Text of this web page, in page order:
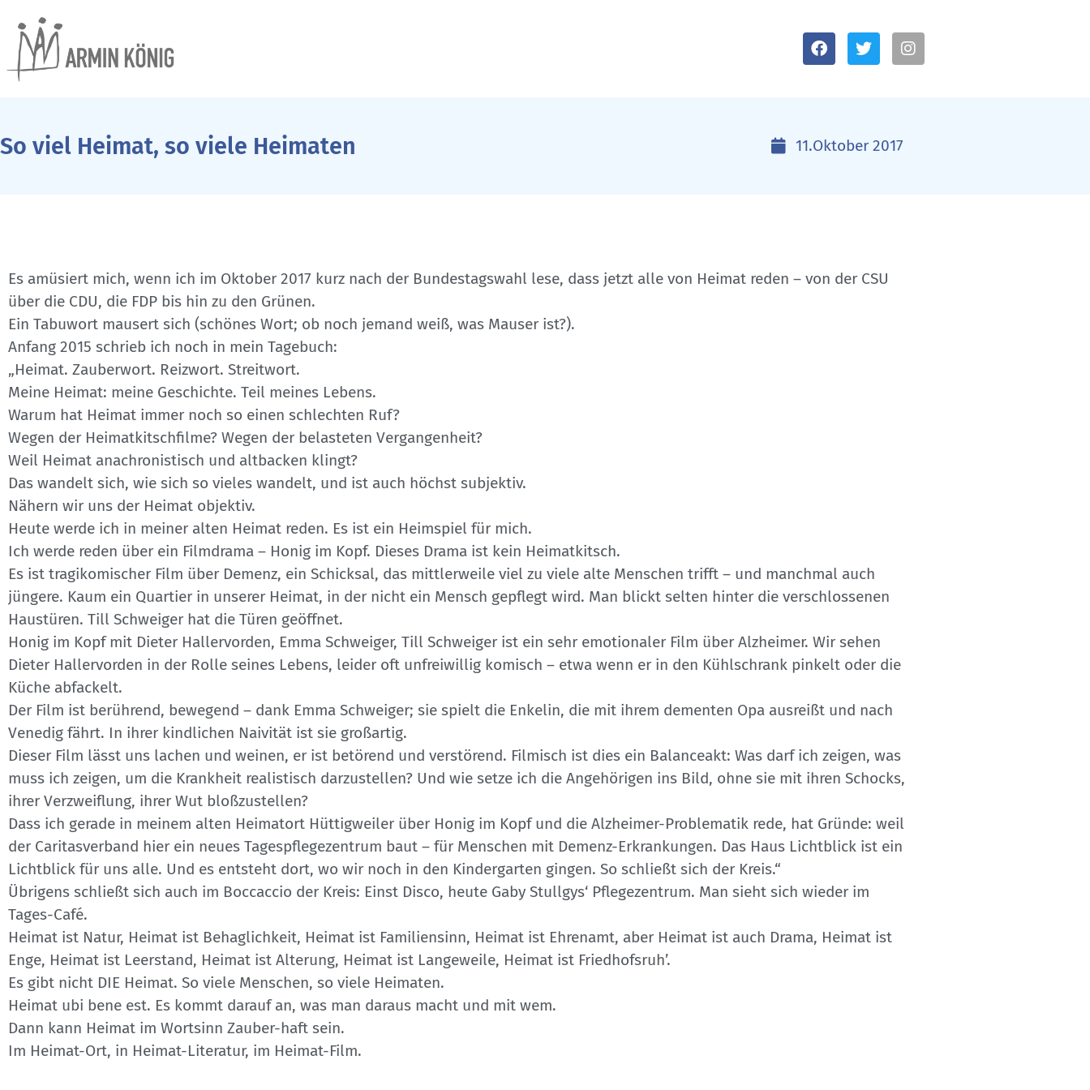
So viel Heimat, so viele Heimaten 11.Oktober 2017
Es amüsiert mich, wenn ich im Oktober 2017 kurz nach der Bundestagswahl lese, dass jetzt alle von Heimat reden – von der CSU
über die CDU, die FDP bis hin zu den Grünen.
Ein Tabuwort mausert sich (schönes Wort; ob noch jemand weiß, was Mauser ist?).
Anfang 2015 schrieb ich noch in mein Tagebuch:
„Heimat. Zauberwort. Reizwort. Streitwort.
Meine Heimat: meine Geschichte. Teil meines Lebens.
Warum hat Heimat immer noch so einen schlechten Ruf?
Wegen der Heimatkitschfilme? Wegen der belasteten Vergangenheit?
Weil Heimat anachronistisch und altbacken klingt?
Das wandelt sich, wie sich so vieles wandelt, und ist auch höchst subjektiv.
Nähern wir uns der Heimat objektiv.
Heute werde ich in meiner alten Heimat reden. Es ist ein Heimspiel für mich.
Ich werde reden über ein Filmdrama – Honig im Kopf. Dieses Drama ist kein Heimatkitsch.
Es ist tragikomischer Film über Demenz, ein Schicksal, das mittlerweile viel zu viele alte Menschen trifft – und manchmal auch
jüngere. Kaum ein Quartier in unserer Heimat, in der nicht ein Mensch gepflegt wird. Man blickt selten hinter die verschlossenen
Haustüren. Till Schweiger hat die Türen geöffnet.
Honig im Kopf mit Dieter Hallervorden, Emma Schweiger, Till Schweiger ist ein sehr emotionaler Film über Alzheimer. Wir sehen
Dieter Hallervorden in der Rolle seines Lebens, leider oft unfreiwillig komisch – etwa wenn er in den Kühlschrank pinkelt oder die
Küche abfackelt.
Der Film ist berührend, bewegend – dank Emma Schweiger; sie spielt die Enkelin, die mit ihrem dementen Opa ausreißt und nach
Venedig fährt. In ihrer kindlichen Naivität ist sie großartig.
Dieser Film lässt uns lachen und weinen, er ist betörend und verstörend. Filmisch ist dies ein Balanceakt: Was darf ich zeigen, was
muss ich zeigen, um die Krankheit realistisch darzustellen? Und wie setze ich die Angehörigen ins Bild, ohne sie mit ihren Schocks,
ihrer Verzweiflung, ihrer Wut bloßzustellen?
Dass ich gerade in meinem alten Heimatort Hüttigweiler über Honig im Kopf und die Alzheimer-Problematik rede, hat Gründe: weil
der Caritasverband hier ein neues Tagespflegezentrum baut – für Menschen mit Demenz-Erkrankungen. Das Haus Lichtblick ist ein
Lichtblick für uns alle. Und es entsteht dort, wo wir noch in den Kindergarten gingen. So schließt sich der Kreis.“
Übrigens schließt sich auch im Boccaccio der Kreis: Einst Disco, heute Gaby Stullgys‘ Pflegezentrum. Man sieht sich wieder im
Tages-Café.
Heimat ist Natur, Heimat ist Behaglichkeit, Heimat ist Familiensinn, Heimat ist Ehrenamt, aber Heimat ist auch Drama, Heimat ist
Enge, Heimat ist Leerstand, Heimat ist Alterung, Heimat ist Langeweile, Heimat ist Friedhofsruh’.
Es gibt nicht DIE Heimat. So viele Menschen, so viele Heimaten.
Heimat ubi bene est. Es kommt darauf an, was man daraus macht und mit wem.
Dann kann Heimat im Wortsinn Zauber-haft sein.
Im Heimat-Ort, in Heimat-Literatur, im Heimat-Film.